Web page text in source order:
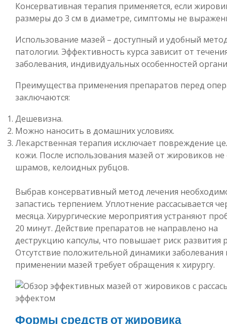
Консервативная терапия применяется, если
размеры до 3 см в диаметре, симптомы не
Использование мазей – доступный и удобный
патологии. Эффективность курса зависит от
заболевания, индивидуальных особенностей
Преимущества применения препаратов перед
заключаются:
Дешевизна.
Можно наносить в домашних условиях.
Лекарственная терапия исключает повреждение
кожи. После использования мазей от жировиков не
шрамов, келоидных рубцов.
Выбрав консервативный метод лечения
запастись терпением. Уплотнение рассасывается
месяца. Хирургические мероприятия устраняют
20 минут. Действие препаратов не направлено на
деструкцию капсулы, что повышает риск развития
Отсутствие положительной динамики заболевания
применении мазей требует обращения к хирургу.
Формы средств от жировика